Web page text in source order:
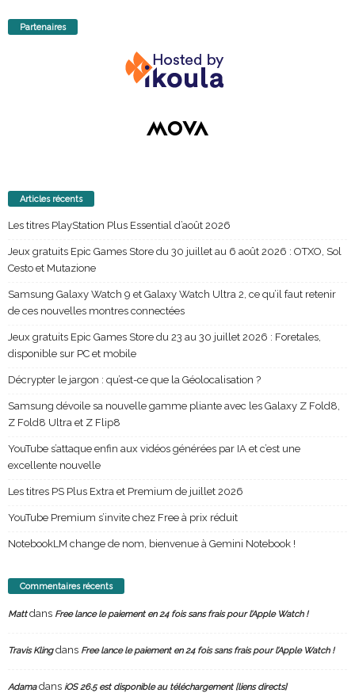
Partenaires
Articles récents
Les titres PlayStation Plus Essential d’août 2026
Jeux gratuits Epic Games Store du 30 juillet au 6 août 2026 : OTXO, Sol
Cesto et Mutazione
Samsung Galaxy Watch 9 et Galaxy Watch Ultra 2, ce qu’il faut retenir
de ces nouvelles montres connectées
Jeux gratuits Epic Games Store du 23 au 30 juillet 2026 : Foretales,
disponible sur PC et mobile
Décrypter le jargon : qu’est-ce que la Géolocalisation ?
Samsung dévoile sa nouvelle gamme pliante avec les Galaxy Z Fold8,
Z Fold8 Ultra et Z Flip8
YouTube s’attaque enfin aux vidéos générées par IA et c’est une
excellente nouvelle
Les titres PS Plus Extra et Premium de juillet 2026
YouTube Premium s’invite chez Free à prix réduit
NotebookLM change de nom, bienvenue à Gemini Notebook !
Commentaires récents
Mattdans Free lance le paiement en 24 fois sans frais pour l’Apple Watch !
Travis Klingdans Free lance le paiement en 24 fois sans frais pour l’Apple Watch !
Adamadans iOS 26.5 est disponible au téléchargement [liens directs]